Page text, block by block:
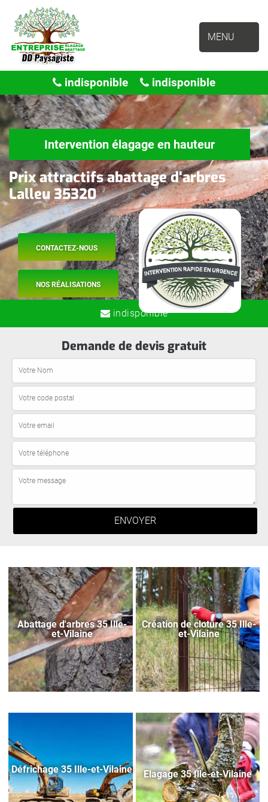
MENU
indisponible indisponible
Intervention élagage en hauteur
Prix attractifs abattage d'arbres
Lalleu 35320
CONTACTEZ-NOUS
NOS RÉALISATIONS
indisponible
Demande de devis gratuit
Abattage d'arbres 35 Ille-
et-Vilaine
Création de cloture 35 Ille-
et-Vilaine
Défrichage 35 Ille-et-Vilaine Elagage 35 Ille-et-Vilaine